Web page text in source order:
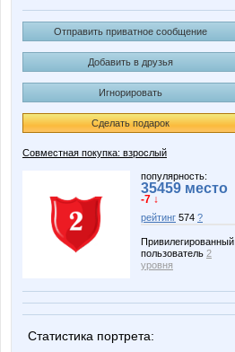
Отправить приватное сообщение
Добавить в друзья
Игнорировать
Сделать подарок
Совместная покупка: взрослый
популярность:
35459 место
-7 ↓
рейтинг 574 ?
Привилегированный
пользователь 2
уровня
Статистика портрета: